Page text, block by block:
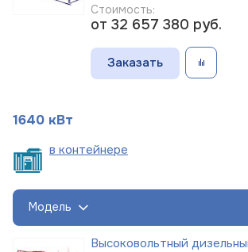
Стоимость:
от 32 657 380 руб.
Заказать
1640 кВт
в контейнере
Модель
Высоковольтный